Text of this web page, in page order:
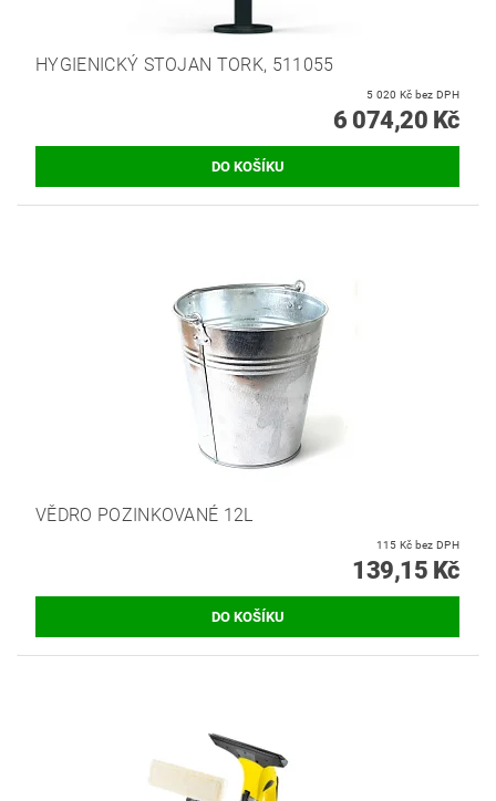
HYGIENICKÝ STOJAN TORK, 511055
5 020 Kč bez DPH
6 074,20 Kč
VĚDRO POZINKOVANÉ 12L
115 Kč bez DPH
139,15 Kč